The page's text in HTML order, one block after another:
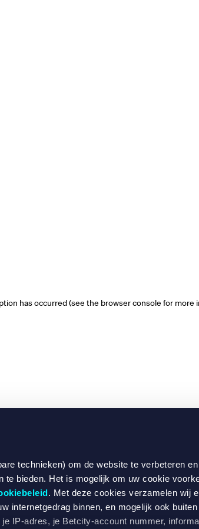
technieken) om de website te verbeteren en
te bieden. Het is mogelijk om uw cookie
. Met deze cookies verzamelen wij
internetgedrag binnen, en mogelijk ook
IP-adres, je Betcity-account nummer,
has occurred (see the browser console for more